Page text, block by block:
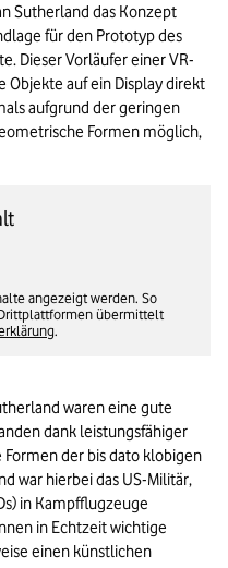
Sutherland das Konzept
für den Prototyp des
Dieser Vorläufer einer VR-
auf ein Display direkt
aufgrund der geringen
Formen möglich,
angezeigt werden. So
übermittelt
.
waren eine gute
dank leistungsfähiger
der bis dato klobigen
war hierbei das US-Militär,
in Kampfflugzeuge
in Echtzeit wichtige
einen künstlichen